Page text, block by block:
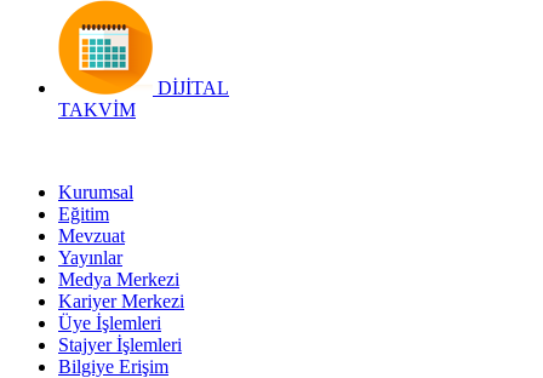
DİJİTAL
TAKVİM
Kurumsal
Eğitim
Mevzuat
Yayınlar
Medya Merkezi
Kariyer Merkezi
Üye İşlemleri
Stajyer İşlemleri
Bilgiye Erişim